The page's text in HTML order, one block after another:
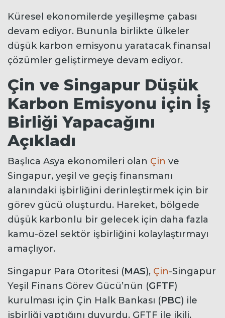
Küresel ekonomilerde yeşilleşme çabası
devam ediyor. Bununla birlikte ülkeler
düşük karbon emisyonu yaratacak finansal
çözümler geliştirmeye devam ediyor.
Çin ve Singapur Düşük
Karbon Emisyonu için İş
Birliği Yapacağını
Açıkladı
Başlıca Asya ekonomileri olan Çin ve
Singapur, yeşil ve geçiş finansmanı
alanındaki işbirliğini derinleştirmek için bir
görev gücü oluşturdu. Hareket, bölgede
düşük karbonlu bir gelecek için daha fazla
kamu-özel sektör işbirliğini kolaylaştırmayı
amaçlıyor.
Singapur Para Otoritesi (MAS), Çin-Singapur
Yeşil Finans Görev Gücü’nün (GFTF)
kurulması için Çin Halk Bankası (PBC) ile
işbirliği yaptığını duyurdu. GFTF ile ikili,